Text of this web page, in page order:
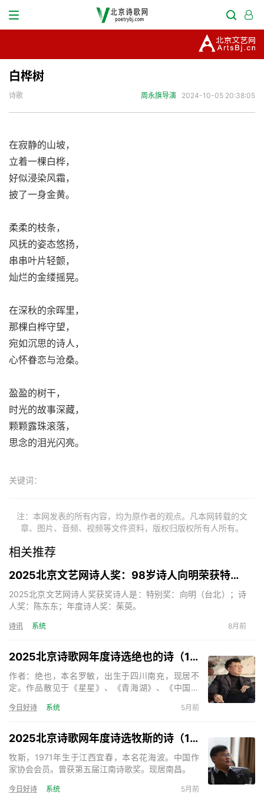
白桦树
诗歌 周永旗导演 2024-10-05 20:38:05
在寂静的山坡，
立着一棵白桦，
好似浸染风霜，
披了一身金黄。
柔柔的枝条，
风抚的姿态悠扬，
串串叶片轻颤，
灿烂的金缕摇晃。
在深秋的余晖里，
那棵白桦守望，
宛如沉思的诗人，
心怀眷恋与沧桑。
盈盈的树干，
时光的故事深藏，
颗颗露珠滚落，
思念的泪光闪亮。
关键词：
注：本网发表的所有内容，均为原作者的观点。凡本网转载的文
章、图片、音频、视频等文件资料，版权归版权所有人所有。
相关推荐
2025北京文艺网诗人奖：98岁诗人向明荣获特别奖，陈东东荣获诗人奖，茱萸荣获年度诗人奖！
2025北京文艺网诗人奖获奖诗人是：特别奖：向明（台北）；诗
人奖：陈东东；年度诗人奖：茱萸。
诗讯 系统 8月前
2025北京诗歌网年度诗选绝也的诗（15首）
作者：绝也，本名罗敏，出生于四川南充，现居不
定。作品散见于《星星》、《青海湖》、《中国诗
《神的呢喃》、《秋叶集》、《在成都的日子》、
《残梦》等。主编诗歌刊物三十余部。《天下诗歌》
诗刊主编。
今日好诗 系统 5月前
2025北京诗歌网年度诗选牧斯的诗（17首）
牧斯，1971年生于江西宜春，本名花海波。中国作
家协会会员。曾获第五届江南诗歌奖。现居南昌。
今日好诗 系统 5月前